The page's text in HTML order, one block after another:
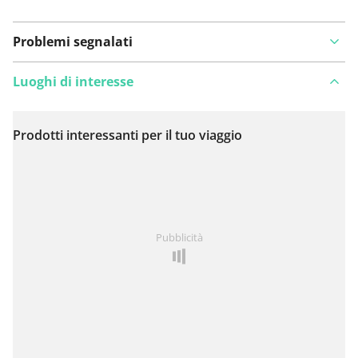
Problemi segnalati
Visualizza sulla mappa
Luoghi di interesse
Prodotti interessanti per il tuo viaggio
Pubblicità